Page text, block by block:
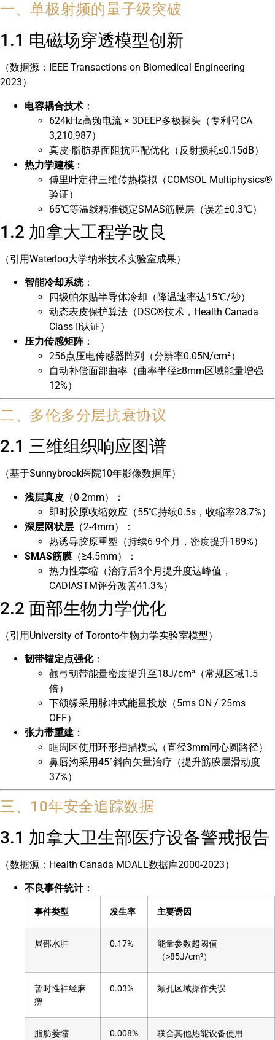
一、单极射频的量子级突破
1.1 电磁场穿透模型创新
（数据源：IEEE Transactions on Biomedical Engineering
2023）
电容耦合技术 ：
624kHz高频电流 × 3DEEP多极探头（专利号CA
3,210,987）
真皮-脂肪界面阻抗匹配优化（反射损耗≤0.15dB）
热力学建模 ：
傅里叶定律三维传热模拟（COMSOL Multiphysics®
验证）
65℃等温线精准锁定SMAS筋膜层（误差±0.3℃）
1.2 加拿大工程学改良
（引用Waterloo大学纳米技术实验室成果）
智能冷却系统：
四级帕尔贴半导体冷却（降温速率达15℃/秒）
动态表皮保护算法（DSC®技术，Health Canada
Class II认证）
压力传感矩阵：
256点压电传感器阵列（分辨率0.05N/cm²）
自动补偿面部曲率（曲率半径≥8mm区域能量增强
12%）
二、多伦多分层抗衰协议
2.1 三维组织响应图谱
（基于Sunnybrook医院10年影像数据库）
浅层真皮 （0-2mm）：
即时胶原收缩效应（55℃持续0.5s，收缩率28.7%）
深层网状层 （2-4mm）：
热诱导胶原重塑（持续6-9个月，密度提升189%）
SMAS筋膜 （≥4.5mm）：
热力性挛缩（治疗后3个月提升度达峰值，
CADIASTM评分改善41.3%）
2.2 面部生物力学优化
（引用University of Toronto生物力学实验室模型）
韧带锚定点强化：
颧弓韧带能量密度提升至18J/cm³（常规区域1.5
倍）
下颌缘采用脉冲式能量投放（5ms ON / 25ms
OFF）
张力带重建 ：
眶周区使用环形扫描模式（直径3mm同心圆路径）
鼻唇沟采用45°斜向矢量治疗（提升筋膜层滑动度
37%）
三、10年安全追踪数据
3.1 加拿大卫生部医疗设备警戒报告
（数据源：Health Canada MDALL数据库2000-2023）
不良事件统计：
事件类型 发生率 主要诱因
局部水肿 0.17%
能量参数超阈值
（>85J/cm³）
暂时性神经麻
痹
0.03% 颏孔区域操作失误
脂肪萎缩 0.008% 联合其他热能设备使用